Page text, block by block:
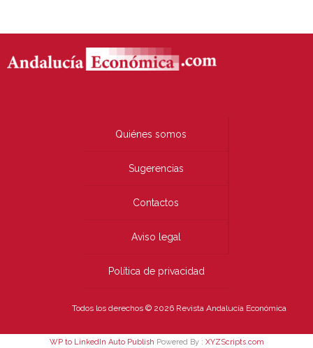
Quiénes somos
Sugerencias
Contactos
Aviso legal
Política de privacidad
Todos los derechos © 2026 Revista Andalucía Económica
WP to LinkedIn Auto Publish Powered By : XYZScripts.com